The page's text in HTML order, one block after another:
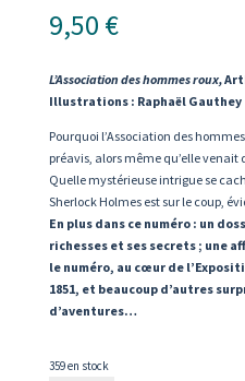
9,50 €
L’Association des hommes roux,
Illustrations : Raphaël Gauthey
Pourquoi l’Association des
préavis, alors même qu’elle
Quelle mystérieuse intrigue se
Sherlock Holmes est sur le coup,
En plus dans ce numéro : un
richesses et ses secrets ; une
le numéro, au cœur de
1851, et beaucoup d’autres
d’aventures…
359 en stock